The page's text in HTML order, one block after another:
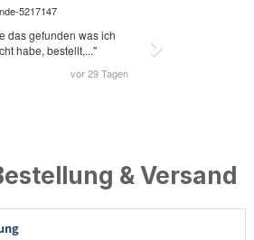
& Versand